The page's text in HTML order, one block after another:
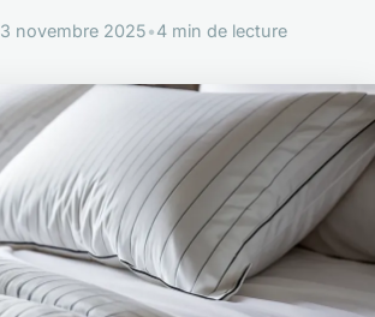
3 novembre 2025•4 min de lecture